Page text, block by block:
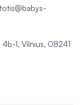
1, Vilnius, 08241